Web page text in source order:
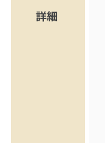
詳細